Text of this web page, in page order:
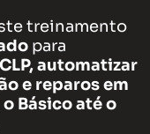
treinamento
para
automatizar
e reparos em
Básico até o